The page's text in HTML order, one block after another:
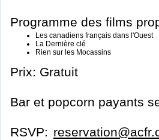
Programme des films
Les canadiens français dans l'Ouest
La Dernière clé
Rien sur les Mocassins
Prix: Gratuit
Bar et popcorn payants
RSVP: